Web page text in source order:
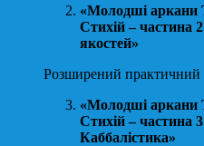
«Молодші аркани
Стихій – частина
якостей»
Розширений практичний
«Молодші аркани
Стихій – частина
Каббалістика»